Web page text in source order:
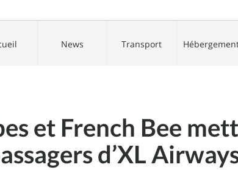
News Transport
et French Bee
d’XL